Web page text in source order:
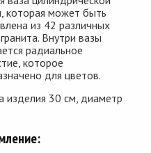
которая может быть
из 42 различных
Внутри вазы
радиальное
которое
для цветов.
изделия 30 см, диаметр